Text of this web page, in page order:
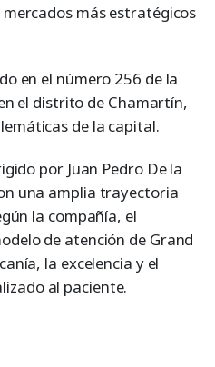
más estratégicos
en el número 256 de la
el distrito de Chamartín,
de la capital.
por Juan Pedro De la
una amplia trayectoria
la compañía, el
de atención de Grand
la excelencia y el
al paciente.